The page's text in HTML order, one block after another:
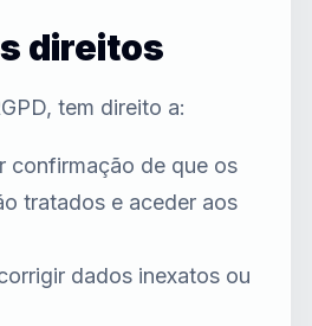
direitos
tem direito a:
confirmação de que os
tratados e aceder aos
dados inexatos ou